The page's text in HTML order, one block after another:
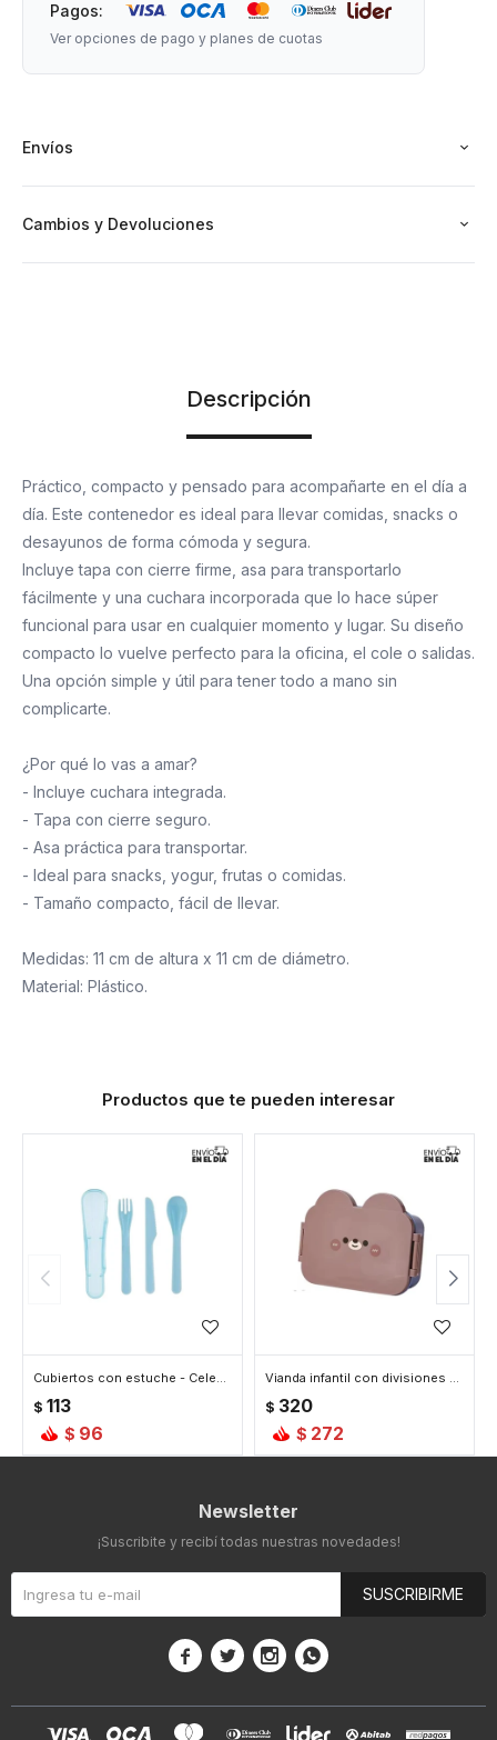
- Ideal para snacks, yogur, frutas o comidas.
- Tamaño compacto, fácil de llevar.
Pagos:
Ver opciones de pago y planes de cuotas
Envíos
Cambios y Devoluciones
Descripción
Práctico, compacto y pensado para acompañarte en el día a
día. Este contenedor es ideal para llevar comidas, snacks o
desayunos de forma cómoda y segura.
Incluye tapa con cierre firme, asa para transportarlo
fácilmente y una cuchara incorporada que lo hace súper
funcional para usar en cualquier momento y lugar. Su diseño
compacto lo vuelve perfecto para la oficina, el cole o salidas.
Una opción simple y útil para tener todo a mano sin
complicarte.
¿Por qué lo vas a amar?
- Incluye cuchara integrada.
- Tapa con cierre seguro.
- Asa práctica para transportar.
- Ideal para snacks, yogur, frutas o comidas.
- Tamaño compacto, fácil de llevar.
Medidas: 11 cm de altura x 11 cm de diámetro.
Material: Plástico.
Productos que te pueden interesar
Cubiertos con estuche - Celeste
$ 113
$ 96
Vianda infantil con divisiones - Celeste
$ 320
$ 272
Newsletter
¡Suscribite y recibí todas nuestras novedades!
SUSCRIBIRME
   